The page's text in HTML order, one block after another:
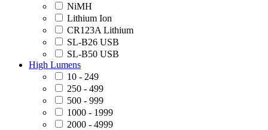
NiMH
Lithium Ion
CR123A Lithium
SL-B26 USB
SL-B50 USB
High Lumens
10 - 249
250 - 499
500 - 999
1000 - 1999
2000 - 4999